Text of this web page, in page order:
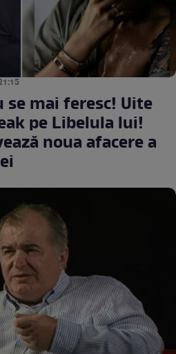
se mai feresc! Uite
pe Libelula lui!
noua afacere a